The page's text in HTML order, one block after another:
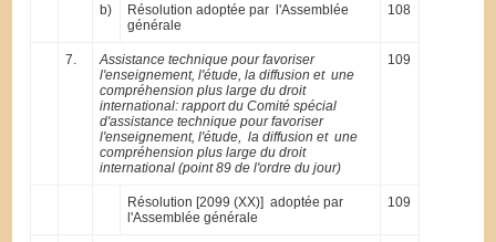
b)
Résolution adoptée par l'Assemblée
générale
108
7.
Assistance technique pour favoriser
l'enseignement, l'étude, la diffusion et une
compréhension plus large du droit
international: rapport du Comité spécial
d'assistance technique pour favoriser
l'enseignement, l'étude, la diffusion et une
compréhension plus large du droit
international (point 89 de l'ordre du jour)
109
Résolution [2099 (XX)] adoptée par
l'Assemblée générale
109